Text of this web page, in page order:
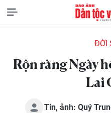
ĐỜI
Rộn ràng Ngày
Lai
Tin, ảnh: Quý